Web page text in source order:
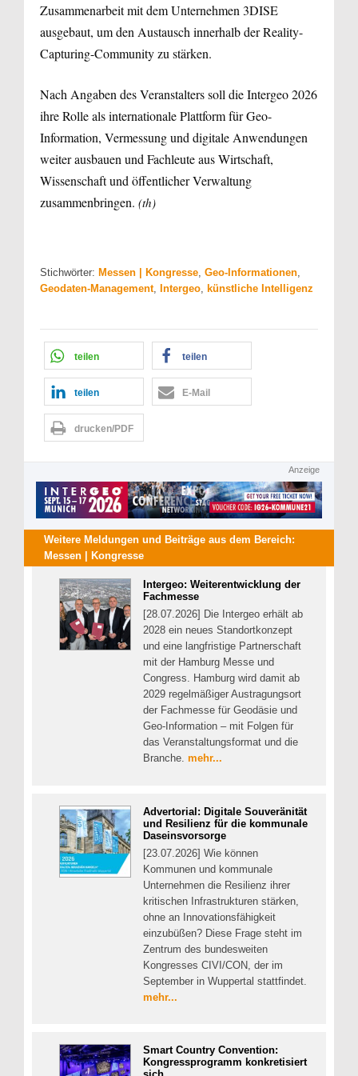
Zusammenarbeit mit dem Unternehmen 3DISE
ausgebaut, um den Austausch innerhalb der Reality-
Capturing-Community zu stärken.
Nach Angaben des Veranstalters soll die Intergeo 2026
ihre Rolle als internationale Plattform für Geo-
Information, Vermessung und digitale Anwendungen
weiter ausbauen und Fachleute aus Wirtschaft,
Wissenschaft und öffentlicher Verwaltung
zusammenbringen. (th)
Stichwörter: Messen | Kongresse Geo-Informationen
Geodaten-Management, Intergeo künstliche Intelligenz
teilen teilen
teilen E-Mail
drucken/PDF
Anzeige
Weitere Meldungen und Beiträge aus dem Bereich:
Messen | Kongresse
Intergeo: Weiterentwicklung der
Fachmesse
[28.07.2026] Die Intergeo erhält ab
2028 ein neues Standortkonzept
und eine langfristige Partnerschaft
mit der Hamburg Messe und
Congress. Hamburg wird damit ab
2029 regelmäßiger Austragungsort
der Fachmesse für Geodäsie und
Geo-Information – mit Folgen für
das Veranstaltungsformat und die
Branche. mehr...
Advertorial: Digitale Souveränität
und Resilienz für die kommunale
Daseinsvorsorge
[23.07.2026] Wie können
Kommunen und kommunale
Unternehmen die Resilienz ihrer
kritischen Infrastrukturen stärken,
ohne an Innovationsfähigkeit
einzubüßen? Diese Frage steht im
Zentrum des bundesweiten
Kongresses CIVI/CON, der im
September in Wuppertal stattfindet.
mehr...
Smart Country Convention:
Kongressprogramm konkretisiert